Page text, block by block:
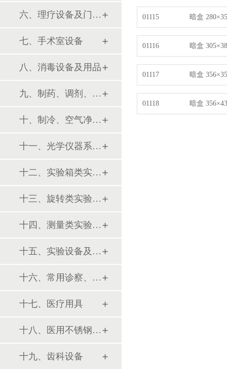
六、理疗设备及门诊系列
七、手术室设备
八、消毒设备及用品
九、制药、调剂、制剂系列设备
十、制冷、空气净化设备
十一、光学仪器系列设备
十二、实验箱类实验设备
十三、旋转类实验设备
十四、测量类实验设备
十五、实验设备及环保仪器
十六、常用诊察、检查器械
十七、医疗用具
十八、医用不锈钢制品
十九、齿科设备
01115 暗盒
01116 暗盒
01117 暗盒
01118 暗盒